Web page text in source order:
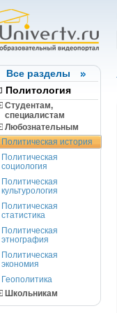
Все разделы
Политология
Студентам,
cпециалистам
Любознательным
Политическая история
Политическая
социология
Политическая
культурология
Политическая
статистика
Политическая
этнография
Политическая
экономия
Геополитика
Школьникам